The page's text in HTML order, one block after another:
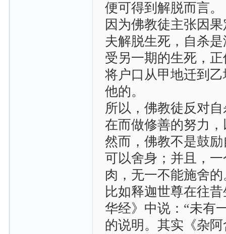
便可得到解脱而言。
因为佛教徒主张因
夫解脱生死，自杀
受另一期的生死，
将户口从甲地迁到
他的。
所以，佛教徒反对
在而做修善的努力
然而，佛教不是鼓
可以舍身；并且，
肉，无一不能施舍的
比如释迦世尊在往
华经》中说：“未有
的说明。其实《杂